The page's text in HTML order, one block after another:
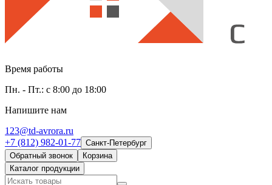
Время работы
Пн. - Пт.: с 8:00 до 18:00
Напишите нам
123@td-avrora.ru
+7 (812) 982-01-77 Санкт-Петербург
Обратный звонок
Корзина
Каталог продукции